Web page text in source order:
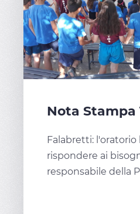
Nota Stampa
Falabretti:
rispondere ai
responsabile della